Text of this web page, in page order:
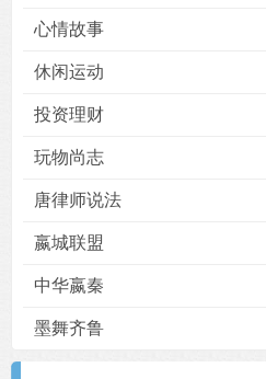
心情故事
休闲运动
投资理财
玩物尚志
唐律师说法
嬴城联盟
中华嬴秦
墨舞齐鲁